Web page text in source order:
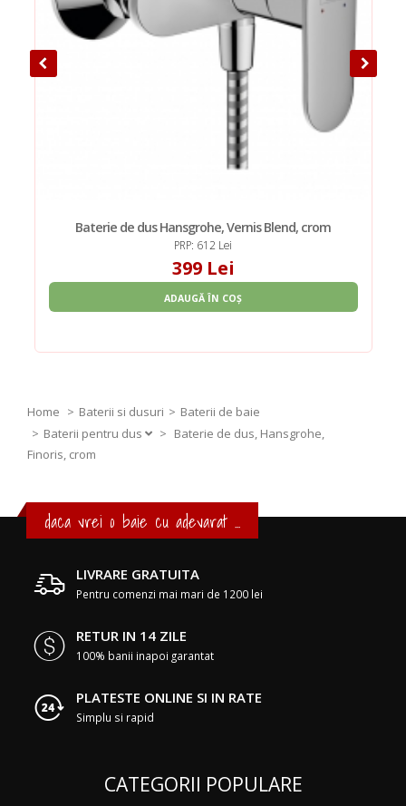
Baterie de dus Hansgrohe, Vernis Blend, crom
PRP: 612 Lei
399 Lei
ADAUGĂ ÎN COȘ
Home Baterii si dusuri
Baterii de baie
Baterii pentru dus
> Baterie de dus, Hansgrohe,
Finoris, crom
daca vrei o baie cu adevarat ...
LIVRARE GRATUITA
Pentru comenzi mai mari de 1200 lei
RETUR IN 14 ZILE
100% banii inapoi garantat
PLATESTE ONLINE SI IN RATE
Simplu si rapid
CATEGORII POPULARE